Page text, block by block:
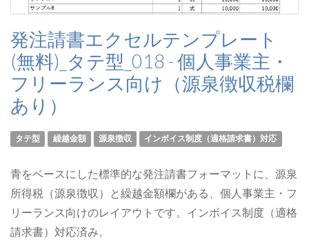
発注請書エクセルテンプレート
(無料)_タテ型_018 - 個人事業主・
フリーランス向け（源泉徴収税欄
あり）
タテ型 繰越金額 源泉徴収 インボイス制度（適格請求書）対応
青をベースにした標準的な発注請書フォーマットに、源泉
所得税（源泉徴収）と繰越金額欄がある、個人事業主・フ
リーランス向けのレイアウトです。インボイス制度（適格
請求書）対応済み。